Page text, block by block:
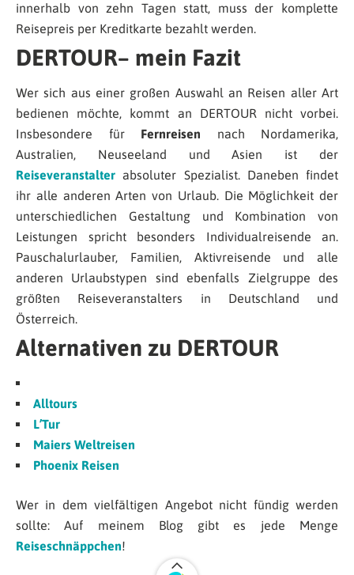
innerhalb von zehn Tagen statt, muss der komplette
Reisepreis per Kreditkarte bezahlt werden.
DERTOUR– mein Fazit
Wer sich aus einer großen Auswahl an Reisen aller Art
bedienen möchte, kommt an DERTOUR nicht vorbei.
Insbesondere für Fernreisen nach Nordamerika,
Australien, Neuseeland und Asien ist der
Reiseveranstalter absoluter Spezialist. Daneben findet
ihr alle anderen Arten von Urlaub. Die Möglichkeit der
unterschiedlichen Gestaltung und Kombination von
Leistungen spricht besonders Individualreisende an.
Pauschalurlauber, Familien, Aktivreisende und alle
anderen Urlaubstypen sind ebenfalls Zielgruppe des
größten Reiseveranstalters in Deutschland und
Österreich.
Alternativen zu DERTOUR
Alltours
L’Tur
Maiers Weltreisen
Phoenix Reisen
Wer in dem vielfältigen Angebot nicht fündig werden
sollte: Auf meinem Blog gibt es jede Menge
Reiseschnäppchen!